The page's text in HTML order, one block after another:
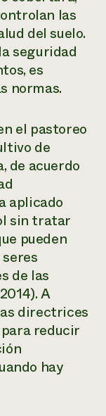
un
Llame a la
1-800-346-
las
del suelo.
seguridad
es
normas.
el pastoreo
de
de acuerdo
aplicado
sin tratar
pueden
de las
A
directrices
reducir
hay